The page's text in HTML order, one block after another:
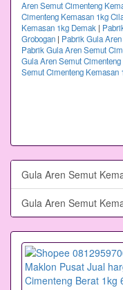
Aren Semut Cimenteng
Cimenteng Kemasan 1kg
Kemasan 1kg Demak |
Grobogan | Pabrik Gula
Pabrik Gula Aren Semut
Gula Aren Semut
Semut Cimenteng Kemasan
Gula Aren Semut
Gula Aren Semut